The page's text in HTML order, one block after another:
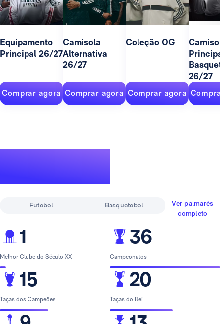
Equipamento
Principal 26/27
Comprar agora
Camisola
Alternativa
26/27
Comprar agora
Coleção OG
Comprar agora
26/27
Futebol Basquetebol
Ver palmarés
completo
1
Melhor Clube do Século XX
15
Taças dos Campeões
36
Campeonatos
20
Taças do Rei